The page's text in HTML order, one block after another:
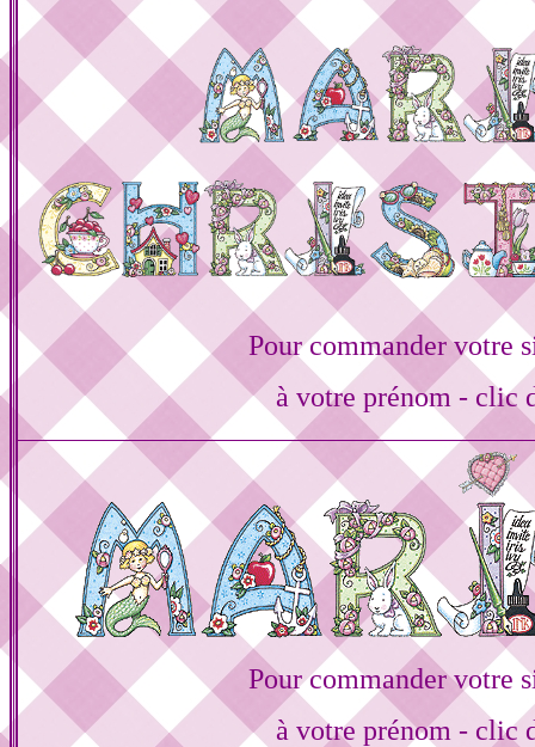
Pour commander votre
à votre prénom - clic
Pour commander votre
à votre prénom - clic